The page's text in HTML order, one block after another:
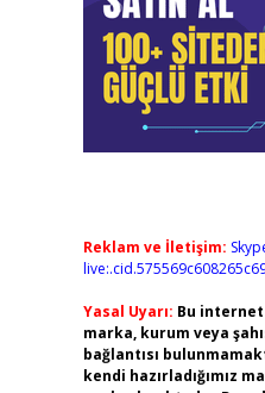
Reklam ve İletişim:
Yasal Uyarı: Bu
marka, kurum veya
bağlantısı
kendi hazırladığımız